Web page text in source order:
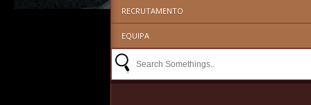
RECRUTAMENTO
EQUIPA